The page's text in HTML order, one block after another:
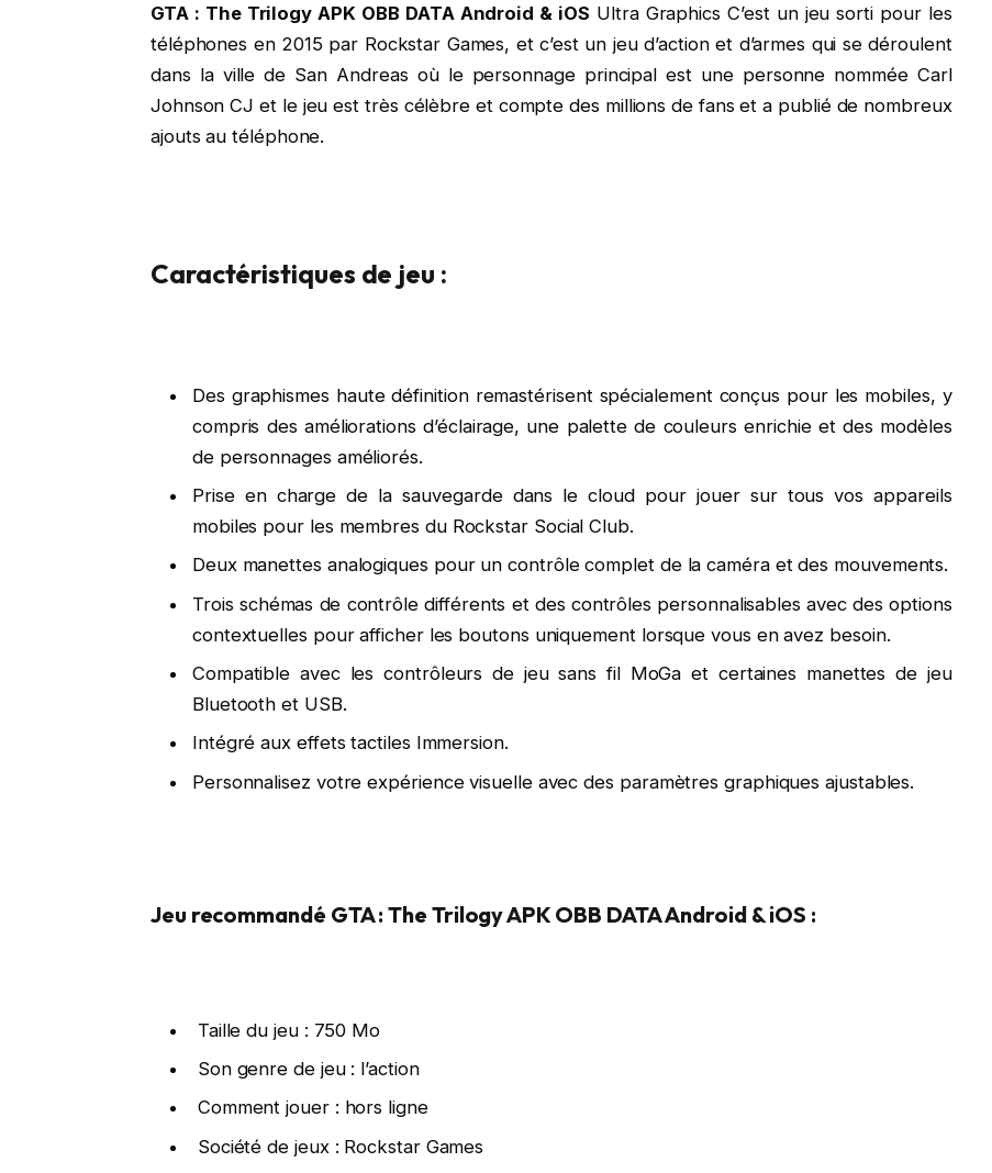
GTA : The Trilogy APK OBB DATA Android & iOS Ultra Graphics C’est un jeu sorti pour les
téléphones en 2015 par Rockstar Games, et c’est un jeu d’action et d’armes qui se déroulent
dans la ville de San Andreas où le personnage principal est une personne nommée Carl
Johnson CJ et le jeu est très célèbre et compte des millions de fans et a publié de nombreux
ajouts au téléphone.
Caractéristiques de jeu :
Des graphismes haute définition remastérisent spécialement conçus pour les mobiles, y
compris des améliorations d’éclairage, une palette de couleurs enrichie et des modèles
de personnages améliorés.
Prise en charge de la sauvegarde dans le cloud pour jouer sur tous vos appareils
mobiles pour les membres du Rockstar Social Club.
Deux manettes analogiques pour un contrôle complet de la caméra et des mouvements.
Trois schémas de contrôle différents et des contrôles personnalisables avec des options
contextuelles pour afficher les boutons uniquement lorsque vous en avez besoin.
Compatible avec les contrôleurs de jeu sans fil MoGa et certaines manettes de jeu
Bluetooth et USB.
Intégré aux effets tactiles Immersion.
Personnalisez votre expérience visuelle avec des paramètres graphiques ajustables.
Jeu recommandé GTA : The Trilogy APK OBB DATA Android & iOS :
Taille du jeu : 750 Mo
Son genre de jeu : l’action
Comment jouer : hors ligne
Société de jeux : Rockstar Games